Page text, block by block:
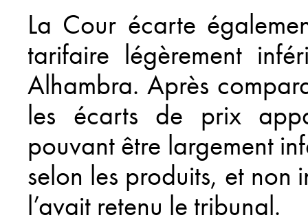
La Cour écarte
tarifaire légèrement
Alhambra. Après
les écarts de prix
pouvant être largement
selon les produits, et non
l’avait retenu le tribunal.